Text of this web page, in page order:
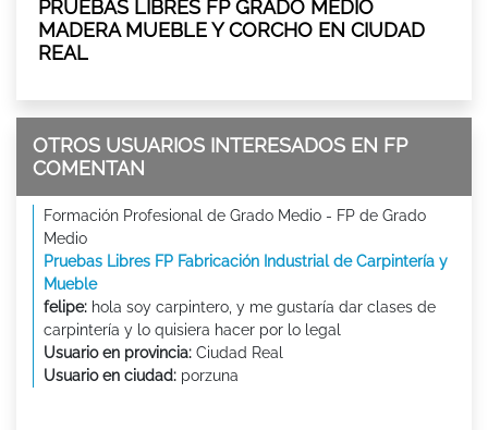
PRUEBAS LIBRES FP GRADO MEDIO
MADERA MUEBLE Y CORCHO EN CIUDAD
REAL
OTROS USUARIOS INTERESADOS EN FP
COMENTAN
Formación Profesional de Grado Medio - FP de Grado
Medio
Pruebas Libres FP Fabricación Industrial de Carpintería y
Mueble
felipe: hola soy carpintero, y me gustaría dar clases de
carpintería y lo quisiera hacer por lo legal
Usuario en provincia: Ciudad Real
Usuario en ciudad: porzuna